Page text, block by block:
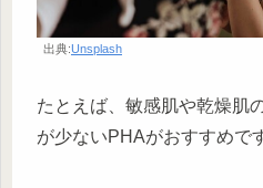
出典:Unsplash
たとえば、敏感肌や乾燥肌
が少ないPHAがおすすめで